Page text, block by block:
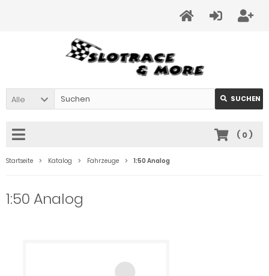
Alle SUCHEN
( 0)
Startseite Katalog Fahrzeuge 1:50 Analog
1:50 Analog